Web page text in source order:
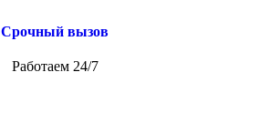
Срочный вызов
Работаем 24/7